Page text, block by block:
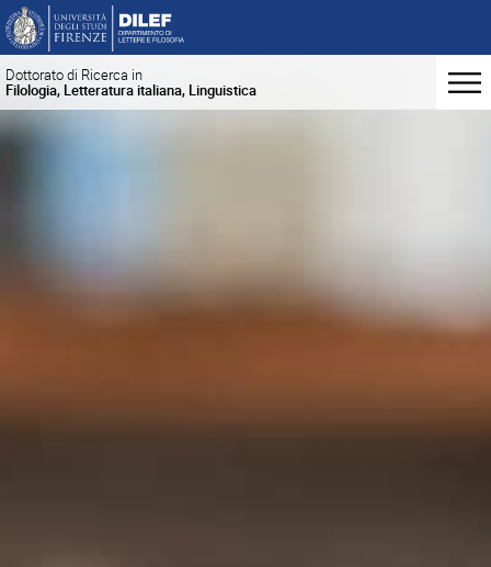
Dottorato di Ricerca in
Filologia, Letteratura italiana, Linguistica